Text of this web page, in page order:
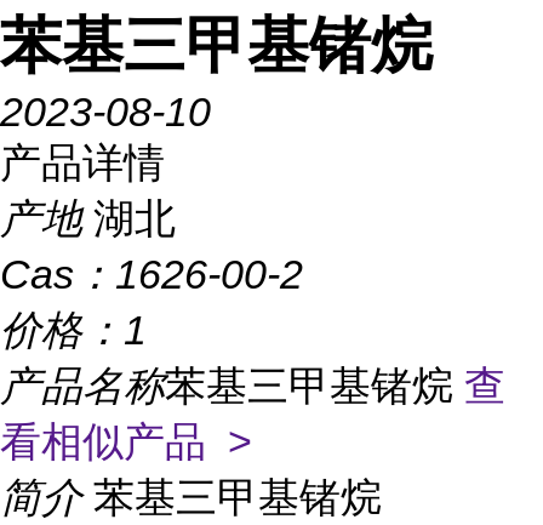
苯基三甲基锗烷
2023-08-10
产品详情
产地 湖北
Cas： 1626-00-2
价格： 1
产品名称苯基三甲基锗烷 查
看相似产品 >
简介 苯基三甲基锗烷